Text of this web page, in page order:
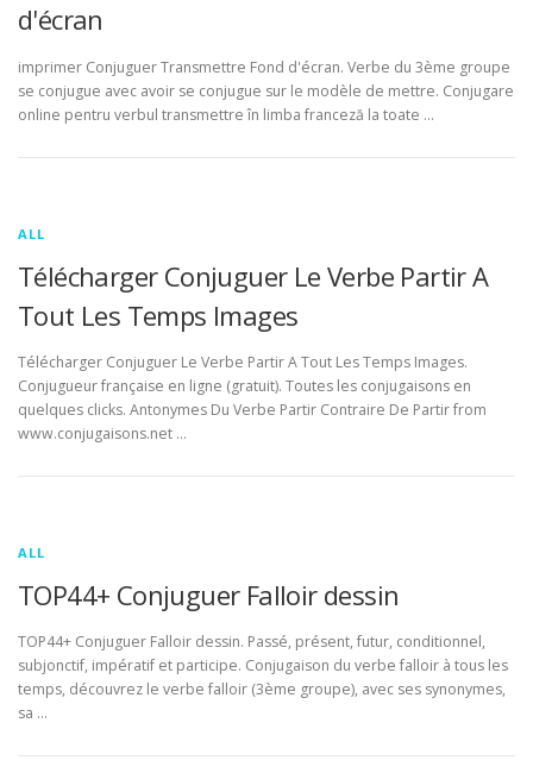
d'écran
imprimer Conjuguer Transmettre Fond d'écran. Verbe du 3ème groupe
se conjugue avec avoir se conjugue sur le modèle de mettre. Conjugare
online pentru verbul transmettre în limba franceză la toate …
ALL
Télécharger Conjuguer Le Verbe Partir A
Tout Les Temps Images
Télécharger Conjuguer Le Verbe Partir A Tout Les Temps Images.
Conjugueur française en ligne (gratuit). Toutes les conjugaisons en
quelques clicks. Antonymes Du Verbe Partir Contraire De Partir from
www.conjugaisons.net …
ALL
TOP44+ Conjuguer Falloir dessin
TOP44+ Conjuguer Falloir dessin. Passé, présent, futur, conditionnel,
subjonctif, impératif et participe. Conjugaison du verbe falloir à tous les
temps, découvrez le verbe falloir (3ème groupe), avec ses synonymes,
sa …